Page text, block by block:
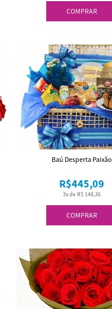
COMPRAR
COMPRAR
3x de R$ 148,36
R$445,09
Baú Desperta Paixão